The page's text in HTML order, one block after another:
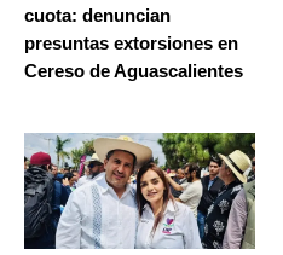
cuota: denuncian
presuntas extorsiones en
Cereso de Aguascalientes